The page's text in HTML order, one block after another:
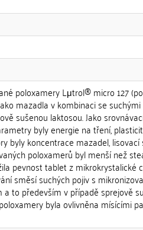
poloxamery Lμtrol® micro 127
mazadla v kombinaci se
sušenou laktosou. Jako
byly energie na tření,
byly koncentrace mazadel, lisovací
poloxamerů byl menší než
pevnost tablet z mikrokrystalické
směsí suchých pojiv s
to především v případě sprejově
byla ovlivněna mísícími